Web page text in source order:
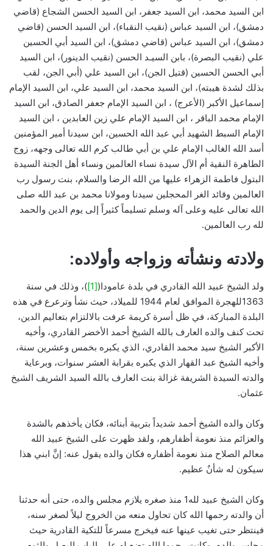
ابن السيد محمد، ابن السيد جعفر، ابن السيد الحسن الشجاع (قاضي
دمشق)، ابن السيد عباس (نقيب النقباء)، ابن السيد الحسن (قاضي
دمشق)، ابن السيد عباس (قاضي دمشق)، ابن السيد أبي الحسين
علي (نقيب البصرة)، بابن السيـد الحسن (نقيب الدينور)، ابن السيد
أبي الحسن الحسين (قتيل الجن)، ابن السيد علي (أبي الجن، لقب
بذلك لشدة هيبته)، ابن السيد محمد، ابن السيد علي، ابن السيد الإمام
إسماعيل الأكبر (الأعرج) ، ابن السيد الإمام جعفر الصادق، ابن السيد
الإمام محمد الباقر ، ابن السيد الإمام علي زين العابدين ، ابن السيد
الإمام السبط الشهيد أبي عبد الله الحسين، ابن سيدنا أمير المؤمنين
أسد الله الغالب الإمام علي بن أبي طالب كرم الله تعالى وجهه، زوج
الطاهرة النقية أم الآل سيدة نساء العالمين ونساء أهل الجنة السيدة
البتول فاطمة الزهراء عليها من الله الرضا والسلام، بنت رسول رب
العالمين وقائد الغر المحجلين سيدنا ومولانا محمد بن عبد الله صلى
الله تعالى عليه وعلى آله وسلم تسليماً كثيراً إلى يوم الدين والحمد
لله رب العالمين.
ولادته ونشأته وزواجه وأولاده:
ولد الشيخ عبيد الله القادري في بلدة عامودا([1]
)، وذلك في سنة
1363للهجرة الموافق لعام 1944 للميلاد، حيث نشأ وترعرع في هذه
البلدة المباركة، في ظل أسرة كريمة عرفت بالالتزام بتعاليم الدين،
تحت كنف والده العارف بالله الشيخ أحمد الأخضر القادري، وأخيه
الأكبر الشيخ سيد محمد القادري، الذي يكبره بخمس وعشرين سنة،
وأخيه الشيخ عبد القهار الذي يكبره بقرابة العشر سنوات، وبرعاية
والدته السيدة الشريفة غزالة بنت العارف بالله السيد الشريف الشيخ
عثمان.
وكان والده الشيخ أحمد شديداً بتربية أبنائه، فكان يأخذهم بالشدة
والعزائم منذ نعومة أظفارهم، ولقد ظهرت على الشيخ عبيد الله
معالم الصلاح منذ نعومة أظفاره فكان والده يقول عنه: إنَّ ابني هذا
سيكون له شأنٌ عظيم.
وكان الشيخ عبيد لله1 منذ صغره يلازم مجلس والده، حتى أنه حدثنا
أن والدته رحمها الله كان تحاول منعه من الخروج ليلاً لصغر سنه،
فينتظر حتى تغيب عينها عنه فيخرج مسرعاً للتكية القادرية حيث